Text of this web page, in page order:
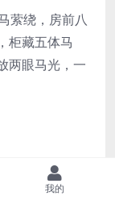
萦绕，房前八
柜藏五体马
两眼马光，一
；麻烦将是暂
，世界上没
我的